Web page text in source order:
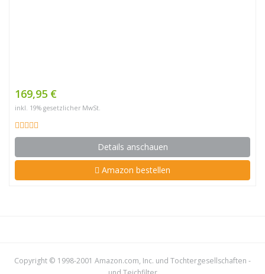
169,95 €
inkl. 19% gesetzlicher MwSt.
Details anschauen
Amazon bestellen
Copyright © 1998-2001 Amazon.com, Inc. und Tochtergesellschaften -